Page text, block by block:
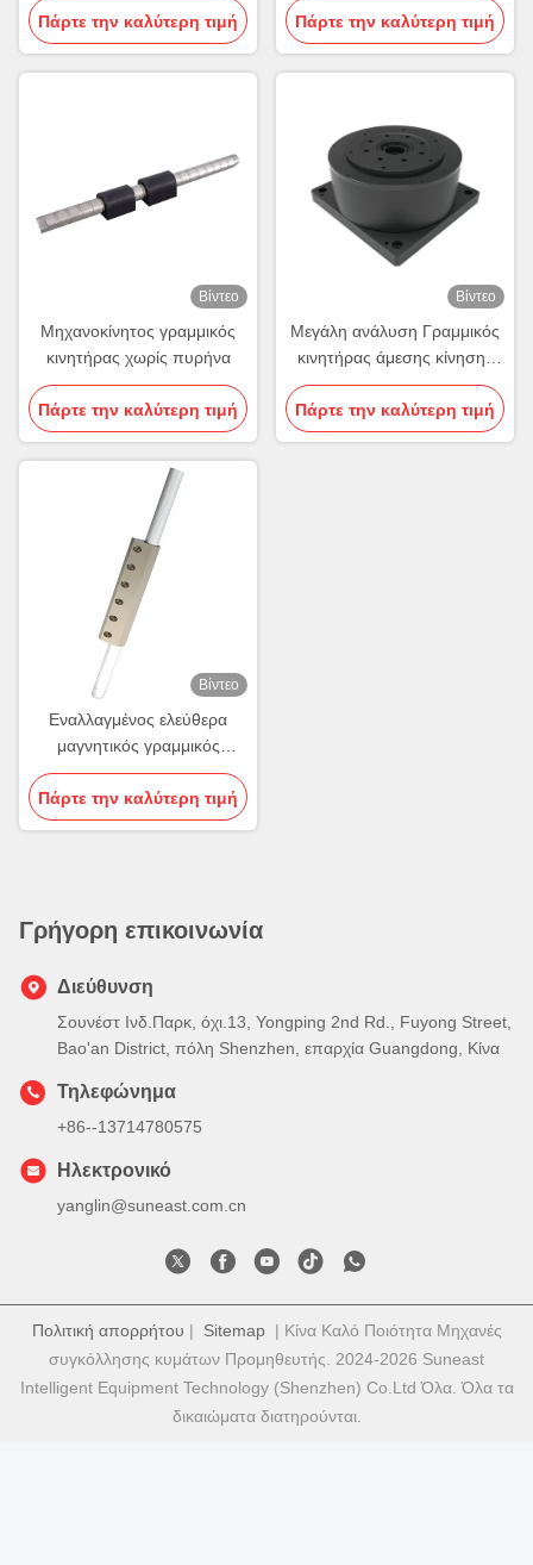
Σιδηροπυρήνα Κινητήρας
Πάρτε την καλύτερη τιμή
Συνδυασμός κινητήρα
φωνητικής τροχιάς
Πάρτε την καλύτερη τιμή
Βίντεο
Μηχανοκίνητος γραμμικός
κινητήρας χωρίς πυρήνα
Πάρτε την καλύτερη τιμή
Βίντεο
Μεγάλη ανάλυση Γραμμικός
κινητήρας άμεσης κίνησης
11.2Nm-75.6Nm Συμπίεστος
γραμμικός κινητήρας
Πάρτε την καλύτερη τιμή
Βίντεο
Εναλλαγμένος ελεύθερα
μαγνητικός γραμμικός
κινητήρας CE ISO
μαγνητικός κινητήρας
ελατήριας
Πάρτε την καλύτερη τιμή
Γρήγορη επικοινωνία
Διεύθυνση
Σουνέστ Ινδ.Παρκ, όχι.13, Yongping 2nd Rd., Fuyong Street,
Bao'an District, πόλη Shenzhen, επαρχία Guangdong, Κίνα
Τηλεφώνημα
+86--13714780575
Ηλεκτρονικό
yanglin@suneast.com.cn
Πολιτική απορρήτου | Sitemap| Κίνα Καλό Ποιότητα Μηχανές
συγκόλλησης κυμάτων Προμηθευτής. 2024-2026 Suneast
Intelligent Equipment Technology (Shenzhen) Co.Ltd Όλα. Όλα τα
δικαιώματα διατηρούνται.